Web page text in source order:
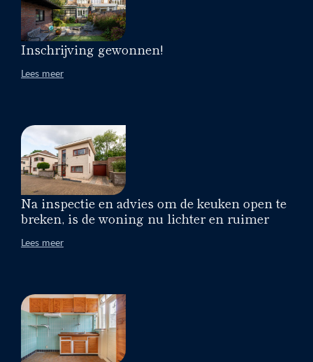
Inschrijving gewonnen!
Lees meer
Na inspectie en advies om de keuken open te
breken, is de woning nu lichter en ruimer
Lees meer